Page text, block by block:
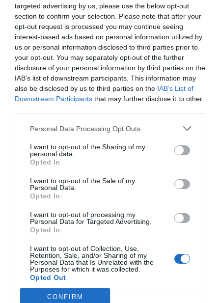
targeted advertising by us, please use the below opt-out
section to confirm your selection. Please note that after your
opt-out request is processed you may continue seeing
interest-based ads based on personal information utilized by
us or personal information disclosed to third parties prior to
your opt-out. You may separately opt-out of the further
disclosure of your personal information by third parties on the
IAB’s list of downstream participants. This information may
also be disclosed by us to third parties on the IAB’s List of
Downstream Participants that may further disclose it to other
Personal Data Processing Opt Outs
I want to opt-out of the Sharing of my
personal data.
Opted In
I want to opt-out of the Sale of my
Personal Data.
Opted In
I want to opt-out of processing my
Personal Data for Targeted Advertising.
Opted In
I want to opt-out of Collection, Use,
Retention, Sale, and/or Sharing of my
Personal Data that Is Unrelated with the
Purposes for which it was collected.
Opted Out
CONFIRM